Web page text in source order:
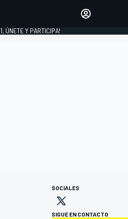
ÚNETE Y PARTICIPA!
SOCIALES
SIGUE EN CONTACTO